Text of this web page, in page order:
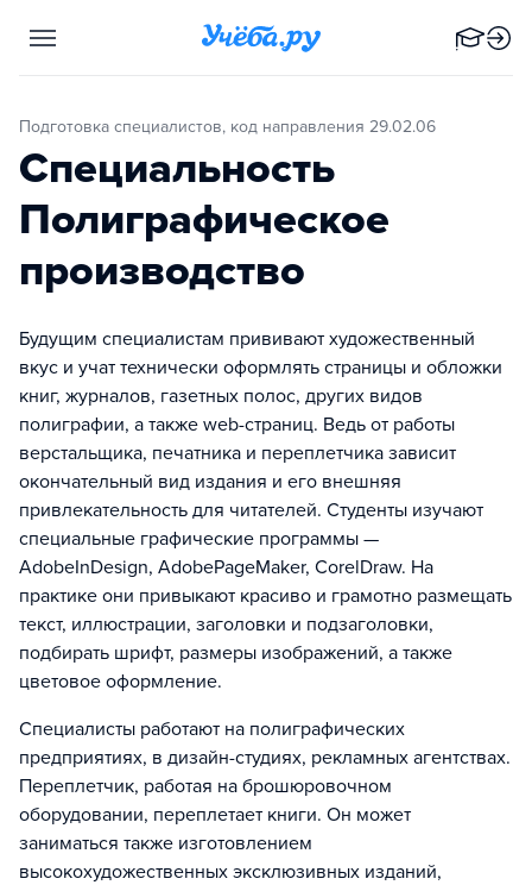
Подготовка специалистов, код направления 29.02.06
Специальность
Полиграфическое
производство
Будущим специалистам прививают художественный
вкус и учат технически оформлять страницы и обложки
книг, журналов, газетных полос, других видов
полиграфии, а также web-страниц. Ведь от работы
верстальщика, печатника и переплетчика зависит
окончательный вид издания и его внешняя
привлекательность для читателей. Студенты изучают
специальные графические программы —
AdobeInDesign, AdobePageMaker, CorelDraw. На
практике они привыкают красиво и грамотно размещать
текст, иллюстрации, заголовки и подзаголовки,
подбирать шрифт, размеры изображений, а также
цветовое оформление.
Специалисты работают на полиграфических
предприятиях, в дизайн-студиях, рекламных агентствах.
Переплетчик, работая на брошюровочном
оборудовании, переплетает книги. Он может
заниматься также изготовлением
высокохудожественных эксклюзивных изданий,